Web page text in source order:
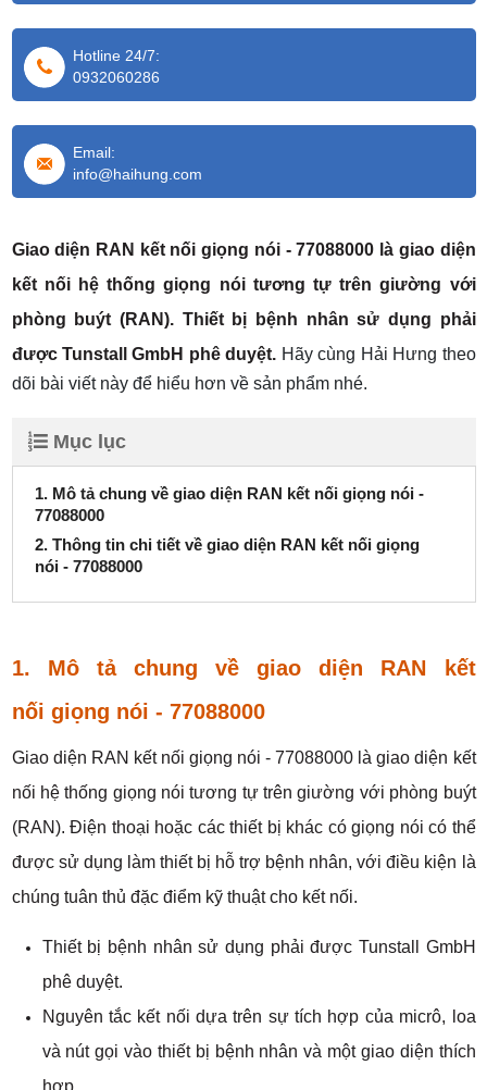
Hotline 24/7:
0932060286
Email:
info@haihung.com
Giao diện RAN kết nối giọng nói - 77088000 là giao diện
kết nối hệ thống giọng nói tương tự trên giường với
phòng buýt (RAN). Thiết bị bệnh nhân sử dụng phải
được Tunstall GmbH phê duyệt. Hãy cùng Hải Hưng theo
dõi bài viết này để hiểu hơn về sản phẩm nhé.
Mục lục
1. Mô tả chung về giao diện RAN kết nối giọng nói -
77088000
2. Thông tin chi tiết về giao diện RAN kết nối giọng
nói - 77088000
1. Mô tả chung về giao diện RAN kết
nối giọng nói - 77088000
Giao diện RAN kết nối giọng nói - 77088000 là giao diện kết
nối hệ thống giọng nói tương tự trên giường với phòng buýt
(RAN). Điện thoại hoặc các thiết bị khác có giọng nói có thể
được sử dụng làm thiết bị hỗ trợ bệnh nhân, với điều kiện là
chúng tuân thủ đặc điểm kỹ thuật cho kết nối.
Thiết bị bệnh nhân sử dụng phải được Tunstall GmbH
phê duyệt.
Nguyên tắc kết nối dựa trên sự tích hợp của micrô, loa
và nút gọi vào thiết bị bệnh nhân và một giao diện thích